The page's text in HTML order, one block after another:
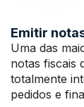
Emitir
Uma das
notas fiscais
totalmente
pedidos e